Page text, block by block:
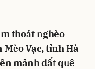
thoát nghèo
Vạc, tỉnh Hà
mảnh đất quê